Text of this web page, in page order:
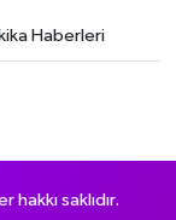
Haberleri
saklıdır.